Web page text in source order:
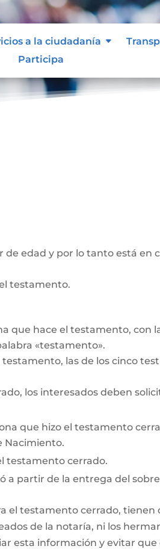
a la ciudadanía
Participa
edad y por lo tanto está en
testamento.
que hace el testamento, con
«testamento».
las de los cinco
los interesados deben
que hizo el testamento
Nacimiento.
testamento cerrado.
a partir de la entrega del
testamento cerrado, tienen
de la notaría, ni los
esta información y evitar